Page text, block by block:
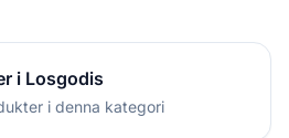
i Losgodis
i denna kategori